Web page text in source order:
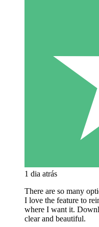
1 dia atrás
There are so many
I love the feature to
where I want it.
clear and beautiful.